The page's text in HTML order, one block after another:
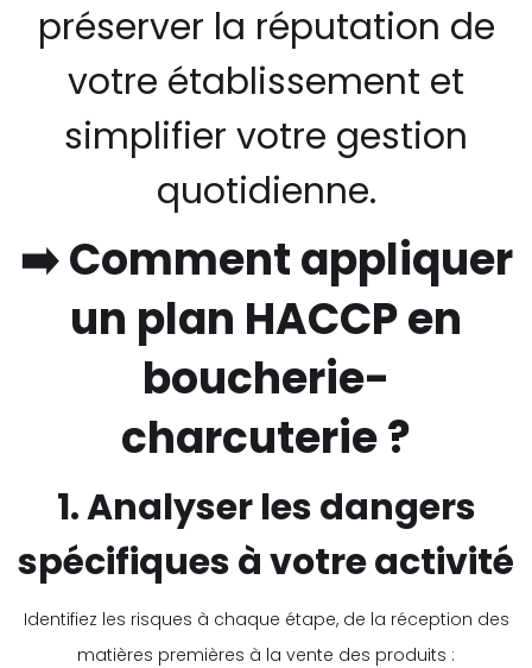
préserver la réputation de
votre établissement et
simplifier votre gestion
quotidienne.
➡️ Comment appliquer
un plan HACCP en
boucherie-
charcuterie ?
1. Analyser les dangers
spécifiques à votre activité
Identifiez les risques à chaque étape, de la réception des
matières premières à la vente des produits :